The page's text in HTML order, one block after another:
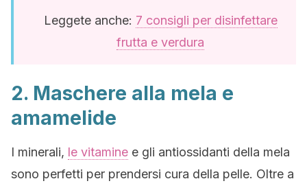
Leggete anche: 7 consigli per disinfettare
frutta e verdura
2. Maschere alla mela e
amamelide
I minerali, le vitamine e gli antiossidanti della mela
sono perfetti per prendersi cura della pelle. Oltre a